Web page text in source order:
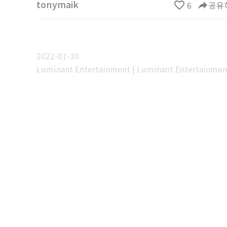
tonymaik favorite_border 6 reply공유
2022-01-30
Luminant Entertainment | Luminant